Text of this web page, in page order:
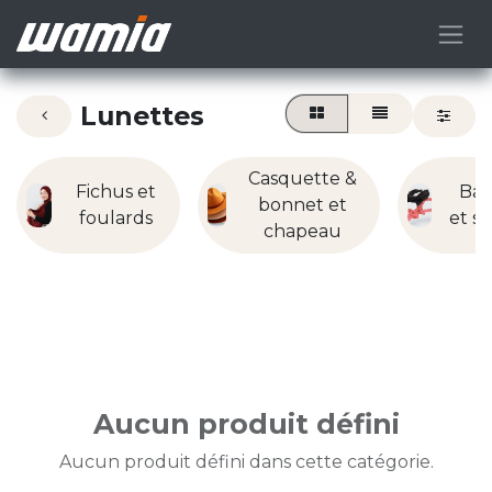
Lunettes
Fichus et
foulards
Casquette &
bonnet et
chapeau
et
Aucun produit défini
Aucun produit défini dans cette catégorie.